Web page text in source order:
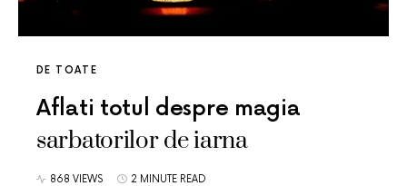
DE TOATE
Aflati totul despre magia
sarbatorilor de iarna
868 VIEWS 2 MINUTE READ